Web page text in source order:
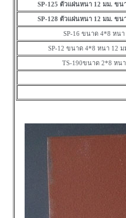
SP-125 ตัวแผ่นหนา 12 มม. ขน
SP-128 ตัวแผ่นหนา 12 มม. ขน
SP-16 ขนาด 4*8 หนา
SP-12 ขนาด 4*8 หนา 12
TS-190ขนาด 2*8 หน